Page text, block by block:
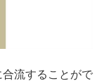
流することがで